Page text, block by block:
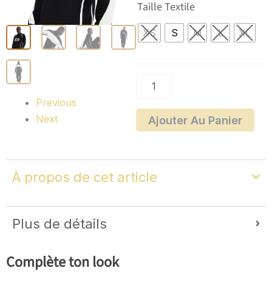
Previous
Next
Taille Textile
XS S M L XL
de
T-
shirt
long
Ajouter Au Panier
À propos de cet article
Plus de détails
Complète ton look